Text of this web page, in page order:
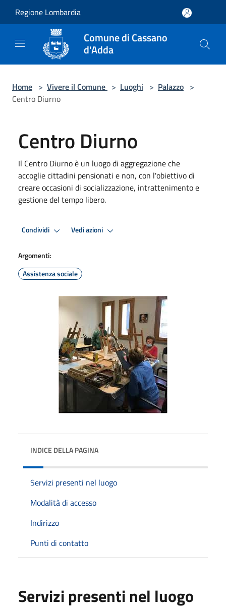
Regione Lombardia
Comune di Cassano
d'Adda
Home > Vivere il Comune > Luoghi > Palazzo >
Centro Diurno
Centro Diurno
Il Centro Diurno è un luogo di aggregazione che
accoglie cittadini pensionati e non, con l'obiettivo di
creare occasioni di socializzazione, intrattenimento e
gestione del tempo libero.
Condividi Vedi azioni
Argomenti:
Assistenza sociale
INDICE DELLA PAGINA
Servizi presenti nel luogo
Modalità di accesso
Indirizzo
Punti di contatto
Servizi presenti nel luogo